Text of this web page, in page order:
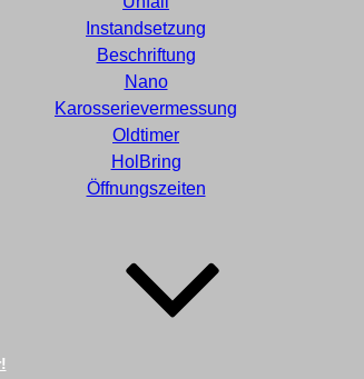
Instandsetzung
Beschriftung
Nano
Karosserievermessung
Oldtimer
HolBring
Öffnungszeiten